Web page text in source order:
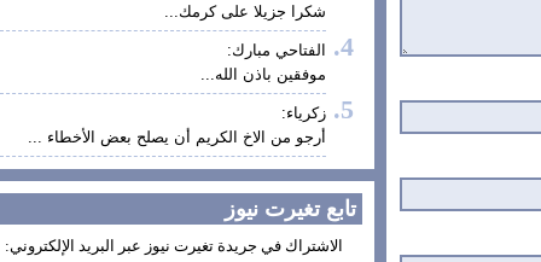
شكرا جزيلا على كرمك...
الفتاحي مبارك:
موفقين باذن الله...
زكرياء:
أرجو من الاخ الكريم أن يصلح بعض الأخطاء ...
تابع تغيرت نيوز
الاشتراك في جريدة تغيرت نيوز عبر البريد الإلكتروني: